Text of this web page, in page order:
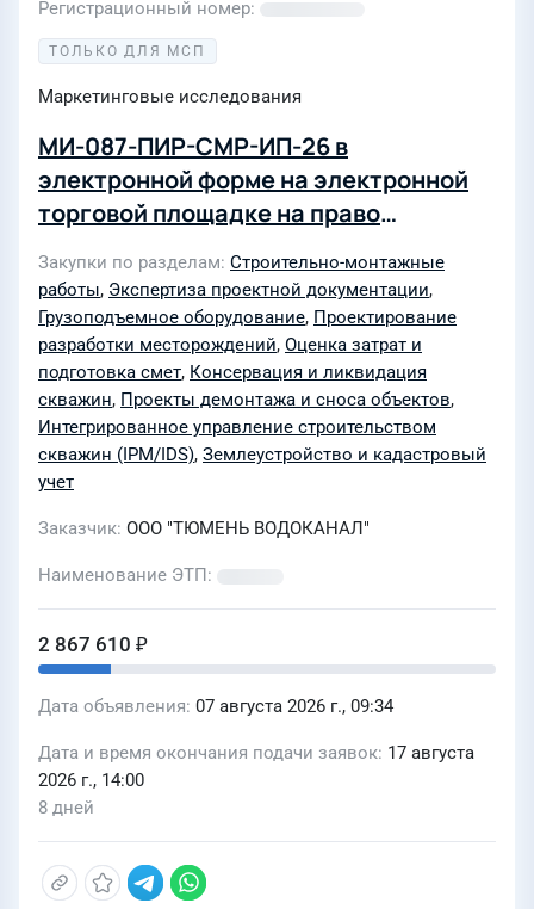
Регистрационный номер
ТОЛЬКО ДЛЯ МСП
Маркетинговые исследования
МИ-087-ПИР-СМР-ИП-26 в
электронной форме на электронной
торговой площадке на право
комплекса работ по объекту:
Ликвидация водонапорной башни и 5
скважин по адресу Тюменская
область, Тюменский район,
Мальковское муниципальное
образование, село Мальково, улица
Лесная, сооружение 1 в составе
мероприятия: «Ликвидация объектов
водоснабжения выведенных из
эксплуатации», проводимое
нецентрализованно для нужд ООО
«Тюмень Водоканал»
Закупки по разделам Строительно-монтажные
работы, Экспертиза проектной документации,
Грузоподъемное оборудование, Проектирование
разработки месторождений, Оценка затрат и
подготовка смет, Консервация и ликвидация
скважин, Проекты демонтажа и сноса объектов,
Интегрированное управление строительством
скважин (IPM/IDS), Землеустройство и кадастровый
учет
Заказчик ООО "ТЮМЕНЬ ВОДОКАНАЛ"
Наименование ЭТП
2 867 610 ₽
Дата объявления 07 августа 2026 г., 09:34
Дата и время окончания подачи заявок 17 августа
2026 г., 14:00
8 дней